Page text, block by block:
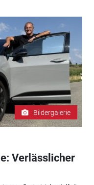
Bildergalerie
Verlässlicher